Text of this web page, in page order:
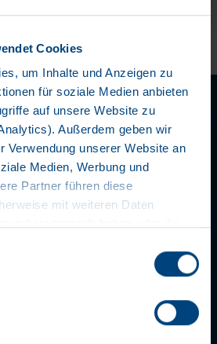
Cookies
um Inhalte und Anzeigen zu
für soziale Medien anbieten
auf unsere Website zu
Außerdem geben wir
Verwendung unserer Website an
Medien, Werbung und
Partner führen diese
mit weiteren Daten
des Trackings auch
ein, wodurch
Zugriffen bzw. von
STAY IN TOUCH